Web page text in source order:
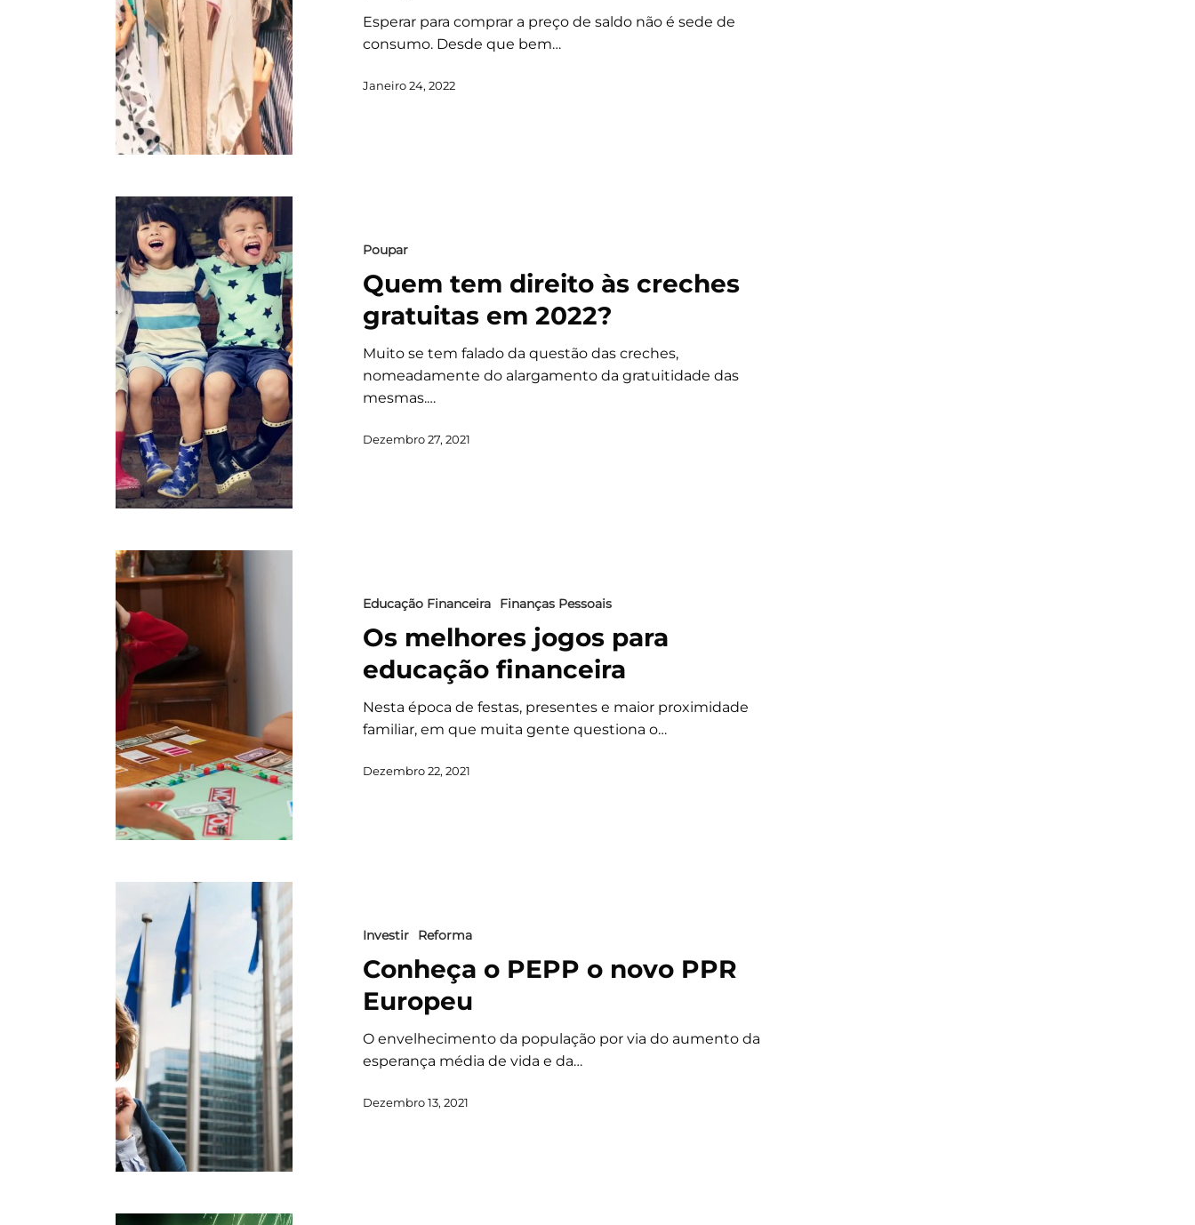
Esperar para comprar a preço de saldo não é sede de
consumo. Desde que bem…
Janeiro 24, 2022
Poupar
Quem tem direito às creches
gratuitas em 2022?
Muito se tem falado da questão das creches,
nomeadamente do alargamento da gratuitidade das
mesmas.…
Dezembro 27, 2021
Educação Financeira Finanças Pessoais
Os melhores jogos para
educação financeira
Nesta época de festas, presentes e maior proximidade
familiar, em que muita gente questiona o…
Dezembro 22, 2021
Investir Reforma
Conheça o PEPP o novo PPR
Europeu
O envelhecimento da população por via do aumento da
esperança média de vida e da…
Dezembro 13, 2021